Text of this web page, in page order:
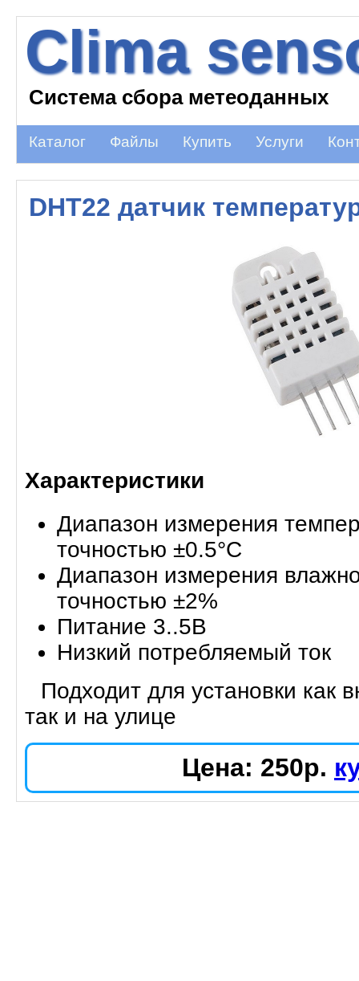
Clima
Система сбора метеоданных
Каталог Файлы Купить Услуги
DHT22 датчик
Характеристики
Диапазон измерения
точностью ±0.5°С
Диапазон измерения
точностью ±2%
Питание 3..5В
Низкий потребляемый ток
Подходит для установки как
так и на улице
Цена: 250р.